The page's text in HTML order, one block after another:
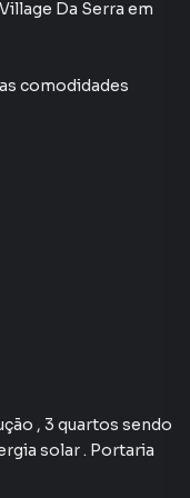
Da Serra em
comodidades
, 3 quartos sendo